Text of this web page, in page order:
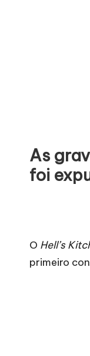
As
foi
O Hell’s
primeiro